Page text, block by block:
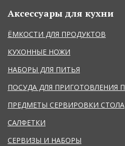
Аксессуары для кухни
ЁМКОСТИ ДЛЯ ПРОДУКТОВ
КУХОННЫЕ НОЖИ
НАБОРЫ ДЛЯ ПИТЬЯ
ПОСУДА ДЛЯ ПРИГОТОВЛЕНИЯ
ПРЕДМЕТЫ СЕРВИРОВКИ СТОЛА
САЛФЕТКИ
СЕРВИЗЫ И НАБОРЫ